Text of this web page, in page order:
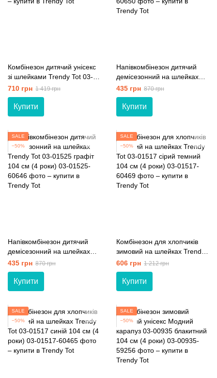
Комбінезон дитячий унісекс
зі шлейками Trendy Tot 03-
01537 синій 134 см (9 років)
710 грн 1 419 грн
Купити
Напівкомбінезон дитячий
демісезонний на шлейках
Trendy Tot 03-01525 бежевий
104 см (4 роки)
435 грн 870 грн
Купити
SALE
−50%
Напівкомбінезон дитячий
демісезонний на шлейках
Trendy Tot 03-01525 графіт
104 см (4 роки)
435 грн 870 грн
Купити
SALE
−50%
Комбінезон для хлопчиків
зимовий на шлейках Trendy
Tot 03-01517 сірий темний
104 см (4 роки)
606 грн 1 212 грн
Купити
SALE
−50%
SALE
−50%